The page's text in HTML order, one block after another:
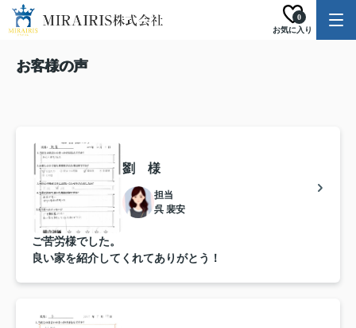
お気に入り
0
お客様の声
劉 様
担当
呉 裴安
ご苦労様でした。
良い家を紹介してくれてありがとう！